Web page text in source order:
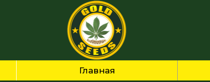
Главная